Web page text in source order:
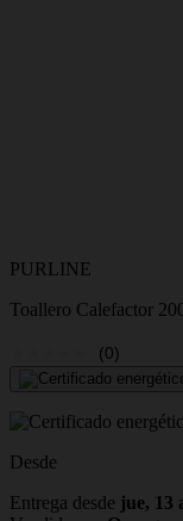
PURLINE
Toallero Calefactor
(0)
Desde
Entrega desde jue, 13